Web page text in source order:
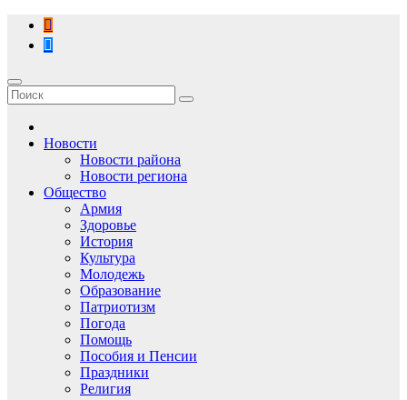
Перейти
содержимому
Новости
Новости района
Новости региона
Общество
Армия
Здоровье
История
Культура
Молодежь
Образование
Патриотизм
Погода
Помощь
Пособия и Пенсии
Праздники
Религия